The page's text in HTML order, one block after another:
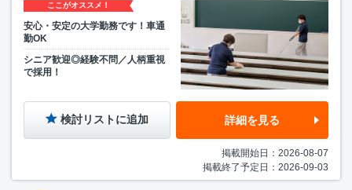
ここがオススメ！
安心・安定の大学勤務です！車通
勤OK
シニア歓迎◎経験不問／人柄重視
で採用！
検討リストに追加 詳細を見る
掲載開始日：2026-08-07
掲載終了予定日：2026-09-03